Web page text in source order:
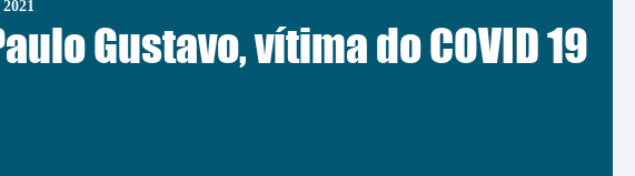
Gustavo, vítima do COVID 19